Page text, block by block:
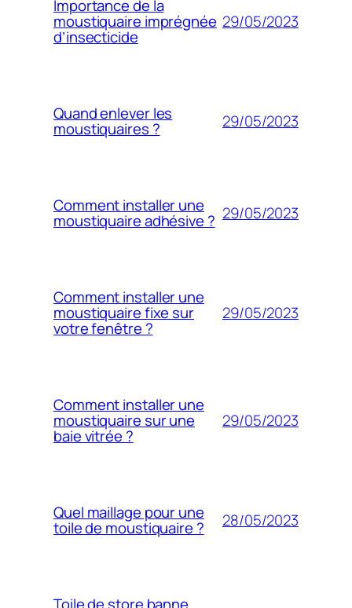
Importance de la
moustiquaire imprégnée
d’insecticide
29/05/2023
Quand enlever les
moustiquaires ? 29/05/2023
Comment installer une
moustiquaire adhésive ? 29/05/2023
Comment installer une
moustiquaire fixe sur
votre fenêtre ?
29/05/2023
Comment installer une
moustiquaire sur une
baie vitrée ?
29/05/2023
Quel maillage pour une
toile de moustiquaire ? 28/05/2023